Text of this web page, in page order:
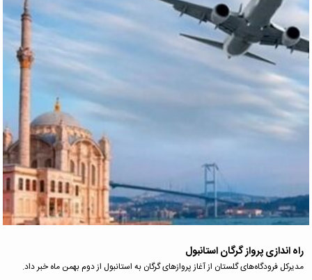
راه اندازی پرواز گرگان استانبول
مدیرکل فرودگاه‌های گلستان از آغاز پروازهای گرگان به استانبول از دوم بهمن ماه خبر داد.